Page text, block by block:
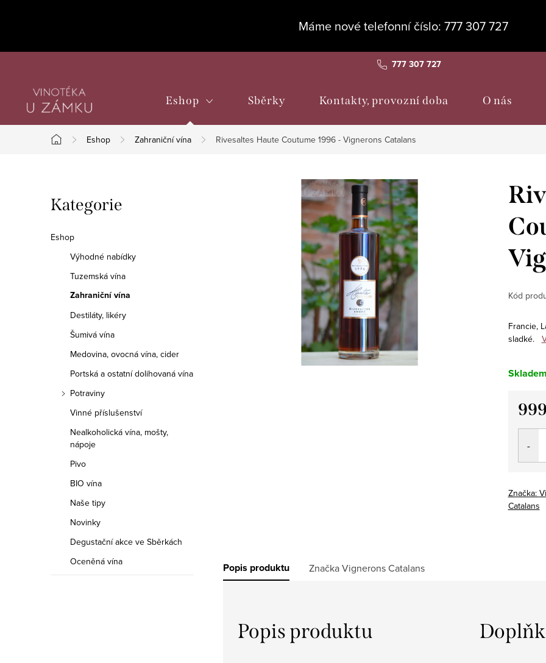
Máme nové telefonní číslo: 777 307 727
777 307 727
Eshop Sběrky Kontakty, provozní doba O nás
Domů
Eshop Zahraniční vína Rivesaltes Haute Coutume 1996 - Vignerons Catalans
o
s
Přeskočit
kategorie
Kategorie
Eshop
Výhodné nabídky
Tuzemská vína
Zahraniční vína
Destiláty, likéry
Šumivá vína
Medovina, ovocná vína, cider
Portská a ostatní dolihovaná vína
Potraviny
Vinné příslušenství
Nealkoholická vína, mošty,
nápoje
Pivo
BIO vína
Naše tipy
Novinky
Degustační akce ve Sběrkách
Oceněná vína
Kód
Francie,
sladké.
Skladem
Měrná
Značka:
Catalans
Popis produktu ZnačkaVignerons Catalans
Popis produktu